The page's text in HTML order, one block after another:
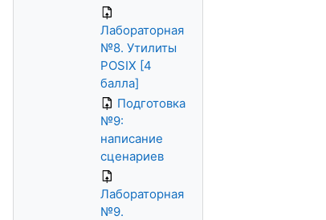
Лабораторная
№8. Утилиты
POSIX [4
балла]
Подготовка
№9:
написание
сценариев
Лабораторная
№9.